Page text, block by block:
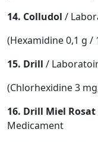
14. Colludol /
(Hexamidine 0,1 g /
15. Drill /
(Chlorhexidine 3
16. Drill Miel Rosat
Medicament